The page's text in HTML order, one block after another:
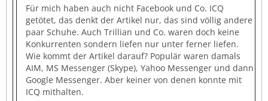
Für mich haben auch nicht Facebook und Co. ICQ
getötet, das denkt der Artikel nur, das sind völlig andere
paar Schuhe. Auch Trillian und Co. waren doch keine
Konkurrenten sondern liefen nur unter ferner liefen.
Wie kommt der Artikel darauf? Populär waren damals
AIM, MS Messenger (Skype), Yahoo Messenger und dann
Google Messenger. Aber keiner von denen konnte mit
ICQ mithalten.